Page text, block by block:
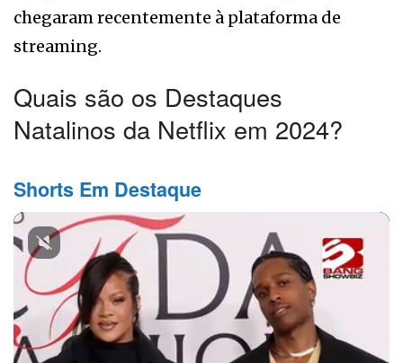
chegaram recentemente à plataforma de
streaming.
Quais são os Destaques
Natalinos da Netflix em 2024?
Shorts Em Destaque